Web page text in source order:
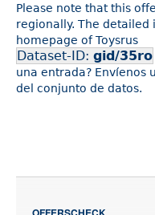
Please note that this
regionally. The
homepage of Toysrus
Dataset-ID: gid/35ro
una entrada? Envíenos
del conjunto de datos.